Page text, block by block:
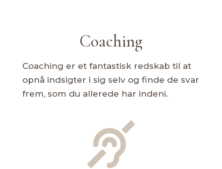
Coaching
Coaching er et fantastisk redskab til at
opnå indsigter i sig selv og finde de svar
frem, som du allerede har indeni.
